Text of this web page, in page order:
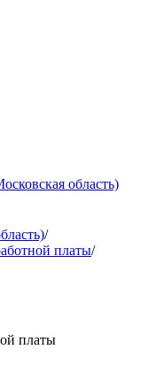
область)
/
платы/
платы